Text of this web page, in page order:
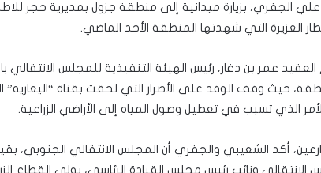
الجفري، بزيارة ميدانية إلى منطقة جزول بمديرية حجر
الغزيرة التي شهدتها المنطقة الأحد الماضي.
عمر بن دغار، رئيس الهيئة التنفيذية للمجلس الانتقالي
حيث وقف الوفد على الأضرار التي لحقت بقناة “اليعاريه”
الذي تسبب في تعطيل وصول المياه إلى الأراضي الزراعية.
أكد الشعيبي والجفري أن المجلس الانتقالي الجنوبي،
الانتقالي ونائب رئيس مجلس القيادة الرئاسي، يولي القطاع